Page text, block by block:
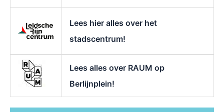
Lees hier alles over het
stadscentrum!
Lees alles over RAUM op
Berlijnplein!